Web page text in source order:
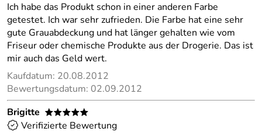
Ich habe das Produkt schon in einer anderen Farbe
getestet. Ich war sehr zufrieden. Die Farbe hat eine sehr
gute Grauabdeckung und hat länger gehalten wie vom
Friseur oder chemische Produkte aus der Drogerie. Das ist
mir auch das Geld wert.
Kaufdatum: 20.08.2012
Bewertungsdatum: 02.09.2012
Brigitte
*****
Verifizierte Bewertung